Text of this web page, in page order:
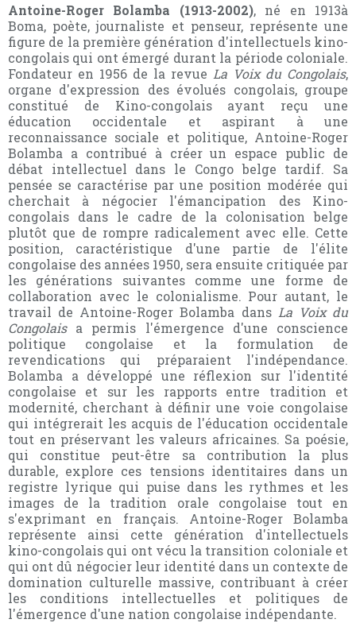
Antoine-Roger Bolamba (1913-2002), né en 1913à
Boma, poète, journaliste et penseur, représente une
figure de la première génération d'intellectuels kino-
congolais qui ont émergé durant la période coloniale.
Fondateur en 1956 de la revue La Voix du Congolais,
organe d'expression des évolués congolais, groupe
constitué de Kino-congolais ayant reçu une
éducation occidentale et aspirant à une
reconnaissance sociale et politique, Antoine-Roger
Bolamba a contribué à créer un espace public de
débat intellectuel dans le Congo belge tardif. Sa
pensée se caractérise par une position modérée qui
cherchait à négocier l'émancipation des Kino-
congolais dans le cadre de la colonisation belge
plutôt que de rompre radicalement avec elle. Cette
position, caractéristique d'une partie de l'élite
congolaise des années 1950, sera ensuite critiquée par
les générations suivantes comme une forme de
collaboration avec le colonialisme. Pour autant, le
travail de Antoine-Roger Bolamba dans La Voix du
Congolaisa permis l'émergence d'une conscience
politique congolaise et la formulation de
revendications qui préparaient l'indépendance.
Bolamba a développé une réflexion sur l'identité
congolaise et sur les rapports entre tradition et
modernité, cherchant à définir une voie congolaise
qui intégrerait les acquis de l'éducation occidentale
tout en préservant les valeurs africaines. Sa poésie,
qui constitue peut-être sa contribution la plus
durable, explore ces tensions identitaires dans un
registre lyrique qui puise dans les rythmes et les
images de la tradition orale congolaise tout en
s'exprimant en français. Antoine-Roger Bolamba
représente ainsi cette génération d'intellectuels
kino-congolais qui ont vécu la transition coloniale et
qui ont dû négocier leur identité dans un contexte de
domination culturelle massive, contribuant à créer
les conditions intellectuelles et politiques de
l'émergence d'une nation congolaise indépendante.